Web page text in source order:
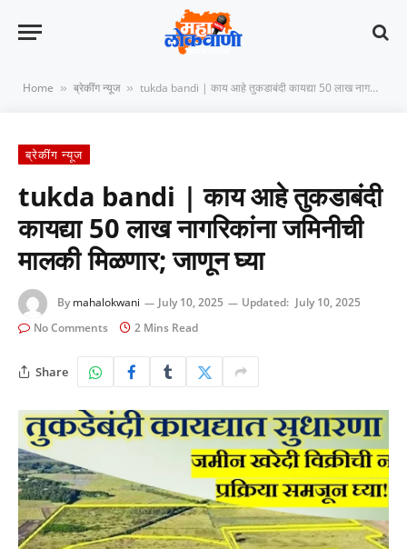
Home » ब्रेकींग न्यूज » tukda bandi | काय आहे तुकडाबंदी कायद्या 50 लाख नागरिकांना जमिनीची मालकी मिळणार; जाणून घ्या
ब्रेकींग न्यूज
tukda bandi | काय आहे तुकडाबंदी
कायद्या 50 लाख नागरिकांना जमिनीची
मालकी मिळणार; जाणून घ्या
By mahalokwani July 10, 2025 Updated: July 10, 2025
No Comments
2 Mins Read
Share